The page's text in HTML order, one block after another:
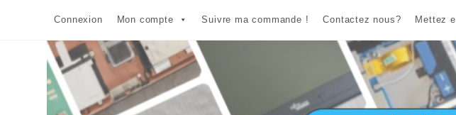
Connexion Mon compte Suivre ma commande ! Contactez nous? Mettez